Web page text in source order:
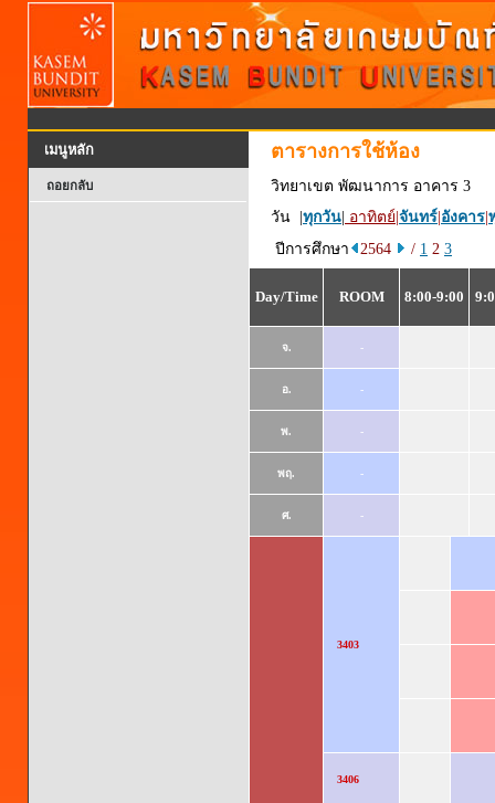
เมนูหลัก
ถอยกลับ
ตารางการใช้ห้อง
วิทยาเขต พัฒนาการ อาคาร 3
วัน | ทุกวัน อาทิตย์ จันทร์ อังคาร
ปีการศึกษา
2564 / 1 2 3
Day/Time ROOM 8:00-9:00
จ. -
อ. -
พ. -
พฤ. -
ศ. -
3403
3406